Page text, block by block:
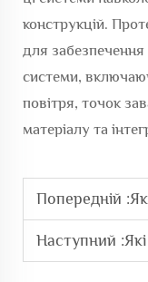
конструкцій.
для
системи,
повітря, точок
матеріалу та
Попередній :Як
Наступний :Які